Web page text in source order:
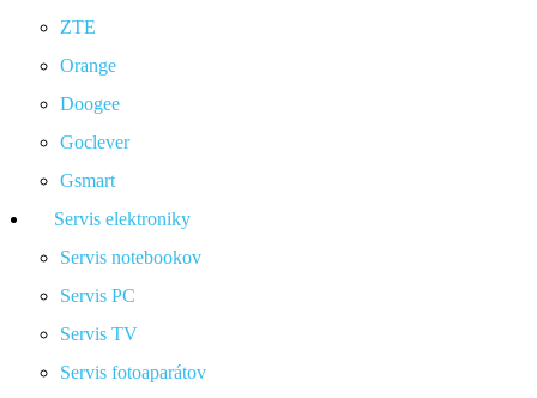
ZTE
Orange
Doogee
Goclever
Gsmart
Servis elektroniky
Servis notebookov
Servis PC
Servis TV
Servis fotoaparátov